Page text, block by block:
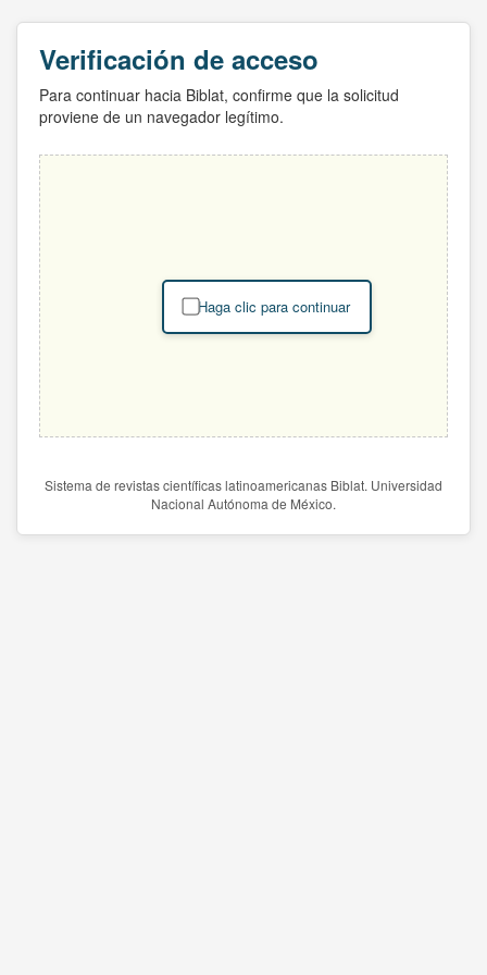
Verificación de acceso
Para continuar hacia Biblat, confirme que la solicitud
proviene de un navegador legítimo.
Haga clic para continuar
Sistema de revistas científicas latinoamericanas Biblat. Universidad
Nacional Autónoma de México.